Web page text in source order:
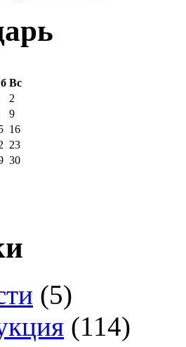
Вс
2
9
16
23
30
(5)
(114)